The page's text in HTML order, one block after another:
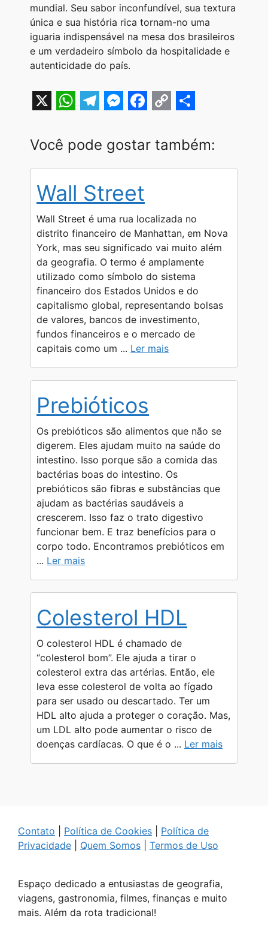
mundial. Seu sabor inconfundível, sua textura
única e sua história rica tornam-no uma
iguaria indispensável na mesa dos brasileiros
e um verdadeiro símbolo da hospitalidade e
autenticidade do país.
h
a
s
A
p
p
e
l
g
r
a
m
e
s
e
n
g
e
r
a
c
b
o
o
k
o
p
i
n
k
h
a
Você pode gostar também:
Wall Street
Wall Street é uma rua localizada no
distrito financeiro de Manhattan, em Nova
York, mas seu significado vai muito além
da geografia. O termo é amplamente
utilizado como símbolo do sistema
financeiro dos Estados Unidos e do
capitalismo global, representando bolsas
de valores, bancos de investimento,
fundos financeiros e o mercado de
capitais como um ... Ler mais
Prebióticos
Os prebióticos são alimentos que não se
digerem. Eles ajudam muito na saúde do
intestino. Isso porque são a comida das
bactérias boas do intestino. Os
prebióticos são fibras e substâncias que
ajudam as bactérias saudáveis a
crescerem. Isso faz o trato digestivo
funcionar bem. E traz benefícios para o
corpo todo. Encontramos prebióticos em
... Ler mais
Colesterol HDL
O colesterol HDL é chamado de
“colesterol bom”. Ele ajuda a tirar o
colesterol extra das artérias. Então, ele
leva esse colesterol de volta ao fígado
para ser usado ou descartado. Ter um
HDL alto ajuda a proteger o coração. Mas,
um LDL alto pode aumentar o risco de
doenças cardíacas. O que é o ... Ler mais
Contato Política de Cookies
Política de
Privacidade
Quem Somos Termos de Uso
Espaço dedicado a entusiastas de geografia,
viagens, gastronomia, filmes, finanças e muito
mais. Além da rota tradicional!